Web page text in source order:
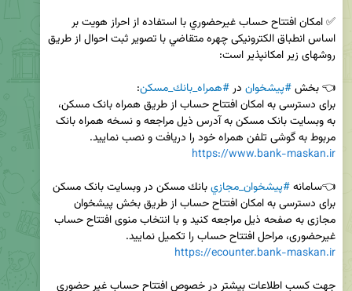
👈 بخش #پيشخوان در #همراه‌_بانك_مسکن
مربوط به گوشی تلفن همراه خود را دریافت و نصب نمایید.
https://www.bank-maskan.ir
👈سامانه #پيشخوان_مجازي
غیرحضوری، مراحل افتتاح حساب را تکمیل نمایید.
https://ecounter.bank-maskan.ir